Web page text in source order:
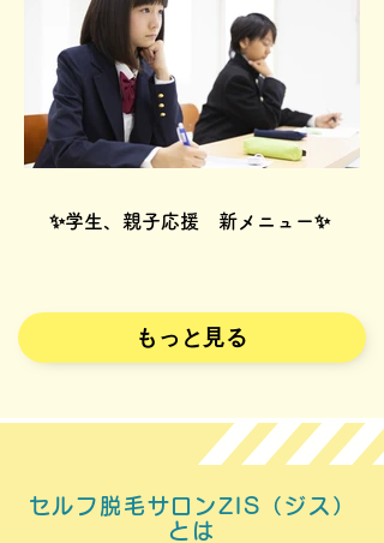
✨学生、親子応援 新メニュー✨
もっと見る
セルフ脱毛サロンZIS（ジス）
とは